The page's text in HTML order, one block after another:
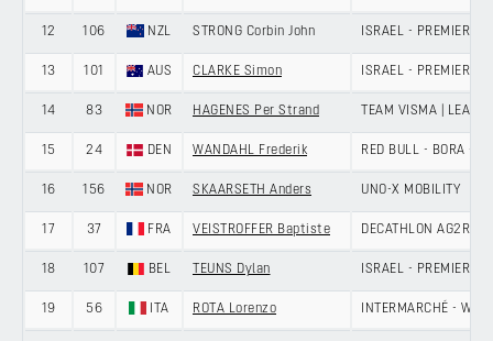
12 106 NZL STRONG Corbin John ISRAEL - PREMIER
13 101 AUS CLARKE Simon ISRAEL - PREMIER
14 83 NOR HAGENES Per Strand TEAM VISMA | LEASE
15 24 DEN WANDAHL Frederik RED BULL - BORA -
16 156 NOR SKAARSETH Anders UNO-X MOBILITY
17 37 FRA VEISTROFFER Baptiste DECATHLON AG2R
18 107 BEL TEUNS Dylan ISRAEL - PREMIER
19 56 ITA ROTA Lorenzo INTERMARCHÉ -